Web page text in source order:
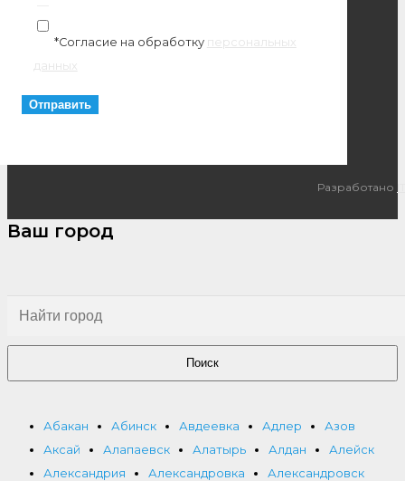
*Согласие на обработку персональных
данных
Разработано
Ваш город
Поиск
Абакан Абинск Авдеевка Адлер
Азов
Аксай
Алапаевск Алатырь Алдан
Алейск
Александрия
Александровка
Александровск